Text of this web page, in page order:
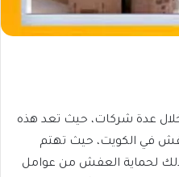
عدة شركات، حيث تعد هذه
في الكويت، حيث تهتم
لحماية العفش من عوامل